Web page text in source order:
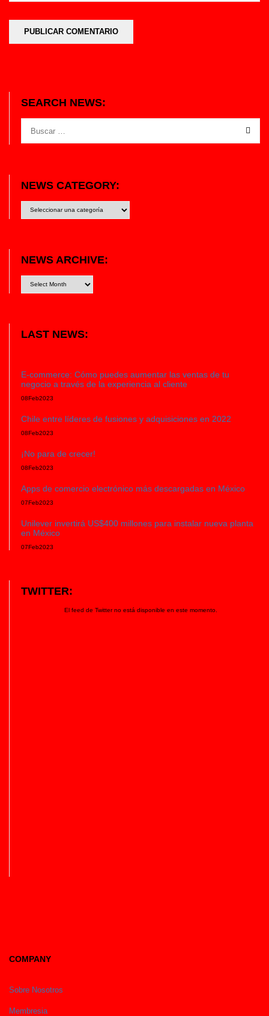
SEARCH NEWS:
NEWS CATEGORY:
category:
NEWS ARCHIVE:
LAST NEWS:
E-commerce: Cómo puedes aumentar las ventas de tu
negocio a través de la experiencia al cliente
08Feb2023
Chile entre líderes de fusiones y adquisiciones en 2022
08Feb2023
¡No para de crecer!
08Feb2023
Apps de comercio electrónico más descargadas en México
07Feb2023
Unilever invertirá US$400 millones para instalar nueva planta
en México
07Feb2023
TWITTER:
El feed de Twitter no está disponible en este momento.
COMPANY
Sobre Nosotros
Membresia